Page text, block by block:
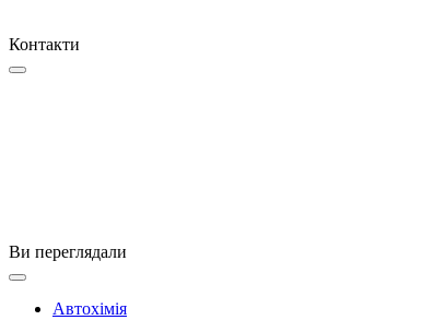
Контакти
Ви переглядали
Автохімія